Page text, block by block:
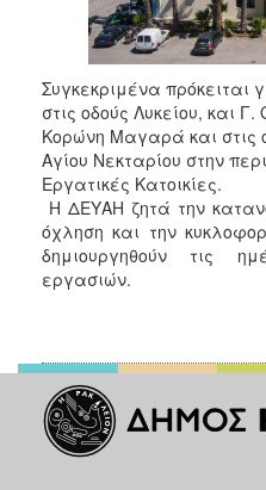
2011
2010
2006
ΔΗΜΟΤΗΣ
ΕΠΙΣΚΕΠΤΗΣ
Συγκεκριμένα πρόκειται
στις οδούς Λυκείου, και
Κορώνη Μαγαρά και στις
Αγίου Νεκταρίου στην
Εργατικές Κατοικίες.
Η ΔΕΥΑΗ ζητά την
όχληση και την
δημιουργηθούν τις
εργασιών.